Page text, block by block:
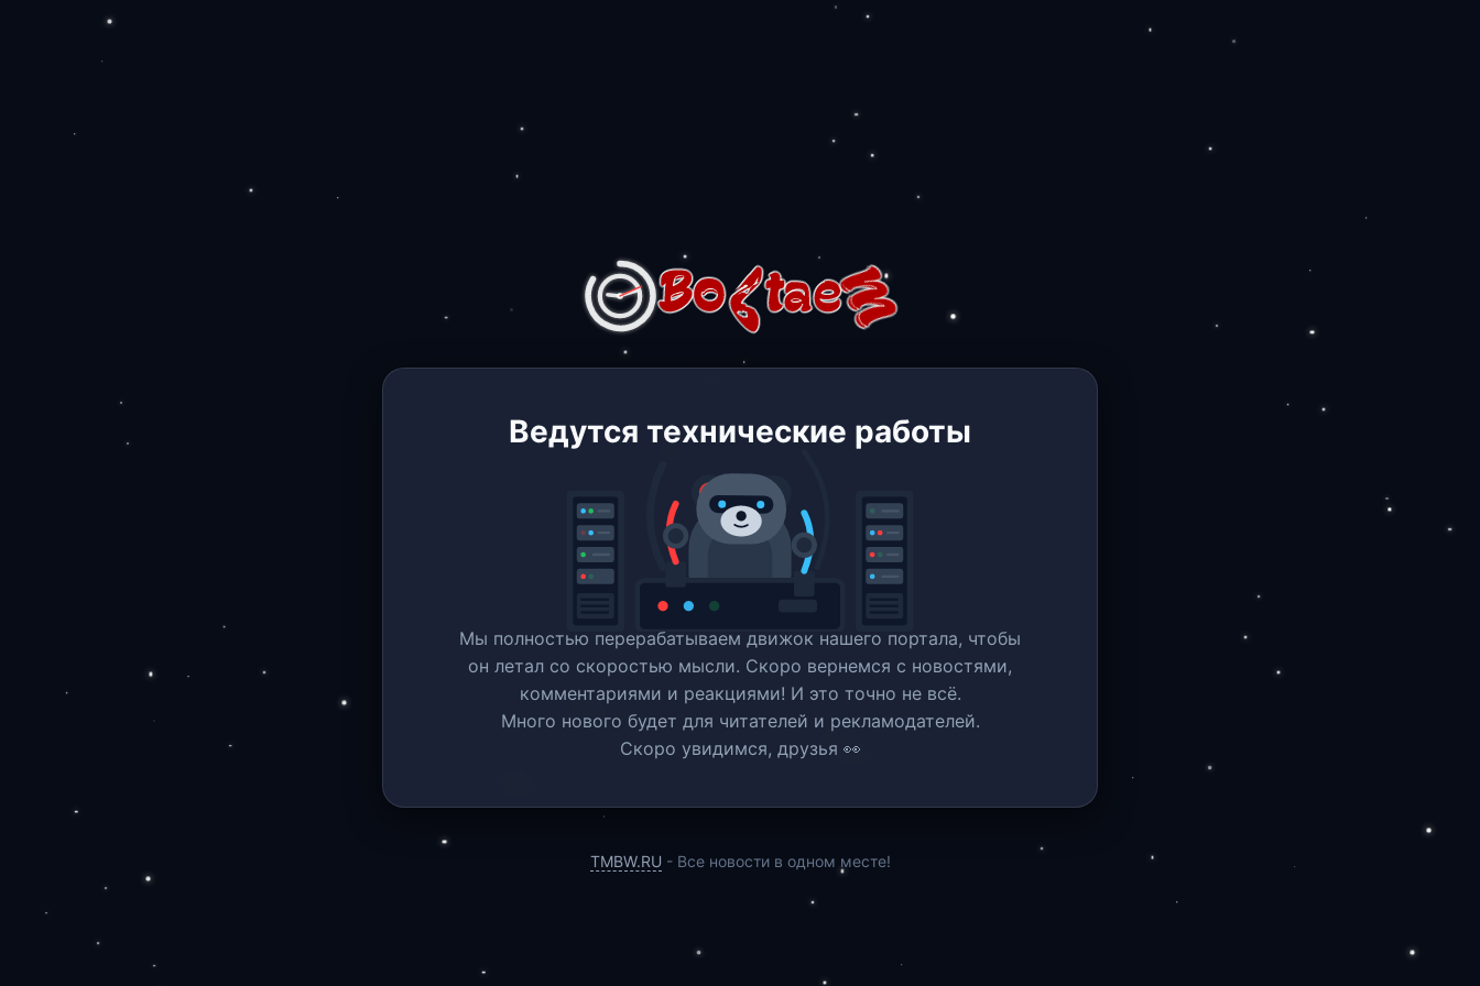
Ведутся технические работы
Мы полностью перерабатываем движок нашего портала, чтобы
он летал со скоростью мысли. Скоро вернемся c новостями,
комментариями и реакциями! И это точно не всё.
Много нового будет для читателей и рекламодателей.
Скоро увидимся, друзья 👀
TMBW.RU - Все новости в одном месте!